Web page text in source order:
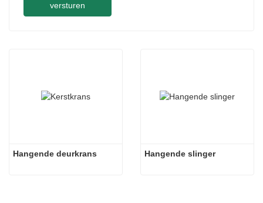
versturen
Hangende deurkrans Hangende slinger